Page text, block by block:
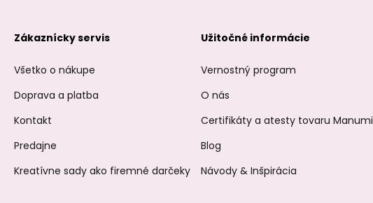
Zákaznícky servis
Všetko o nákupe
Doprava a platba
Kontakt
Predajne
Kreatívne sady ako firemné darčeky
Užitočné informácie
Vernostný program
O nás
Certifikáty a atesty tovaru Manumi
Blog
Návody & Inšpirácia